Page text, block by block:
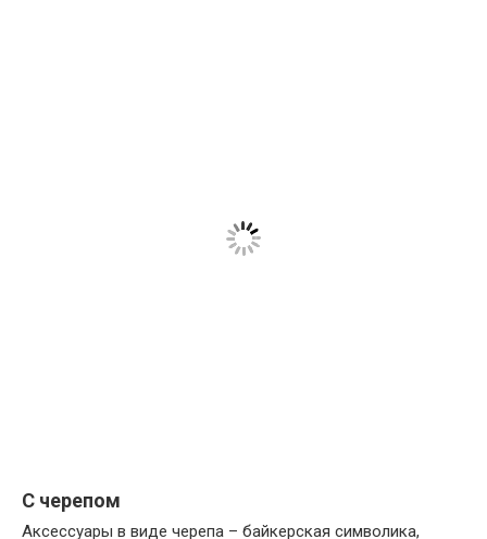
С черепом
Аксессуары в виде черепа – байкерская символика,